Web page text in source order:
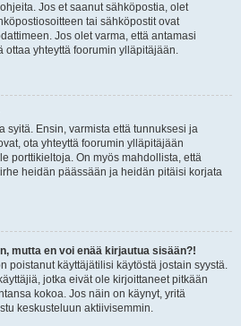
Jos et saanut sähköpostia, olet
tai sähköpostit ovat
Jos olet varma, että antamasi
ottaa yhteyttä foorumin ylläpitäjään.
syitä. Ensin, varmista että tunnuksesi ja
ota yhteyttä foorumin ylläpitäjään
porttikieltoja. On myös mahdollista, että
heidän päässään ja heidän pitäisi korjata
mutta en voi enää kirjautua sisään?!
poistanut käyttäjätilisi käytöstä jostain syystä.
jotka eivät ole kirjoittaneet pitkään
kokoa. Jos näin on käynyt, yritä
keskusteluun aktiivisemmin.